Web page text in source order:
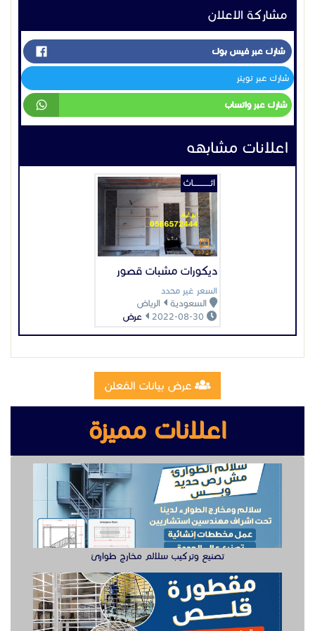
السعر غير محدد
2022-08-30
اثــــــــــــاث
عرض بيانات المُعلن
اعلانات مميزة
تصنيع وتركيب سلالم مخارج طوارئ
تصنيع مقطوره قلص الشرقية
وظيفة دهان سيارت للعمل في الخبر